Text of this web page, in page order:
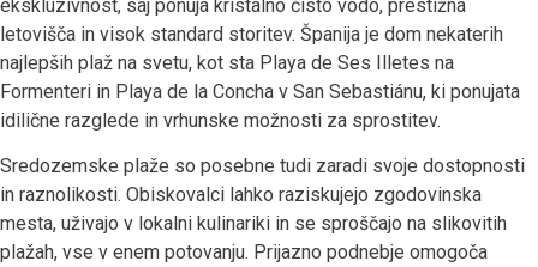
ekskluzivnost, saj ponuja kristalno čisto vodo, prestižna
letovišča in visok standard storitev. Španija je dom nekaterih
najlepših plaž na svetu, kot sta Playa de Ses Illetes na
Formenteri in Playa de la Concha v San Sebastiánu, ki ponujata
idilične razglede in vrhunske možnosti za sprostitev.
Sredozemske plaže so posebne tudi zaradi svoje dostopnosti
in raznolikosti. Obiskovalci lahko raziskujejo zgodovinska
mesta, uživajo v lokalni kulinariki in se sproščajo na slikovitih
plažah, vse v enem potovanju. Prijazno podnebje omogoča